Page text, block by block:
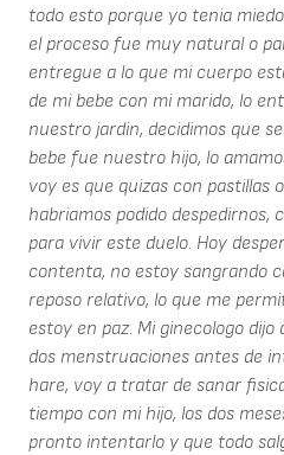
todo esto porque yo tenia
el proceso fue muy natural o
entregue a lo que mi cuerpo
de mi bebe con mi marido, lo
nuestro jardin, decidimos que
bebe fue nuestro hijo, lo
voy es que quizas con pastillas
habriamos podido despedirnos,
para vivir este duelo. Hoy
contenta, no estoy sangrando
reposo relativo, lo que me
estoy en paz. Mi ginecologo
dos menstruaciones antes de
hare, voy a tratar de sanar
tiempo con mi hijo, los dos
pronto intentarlo y que todo